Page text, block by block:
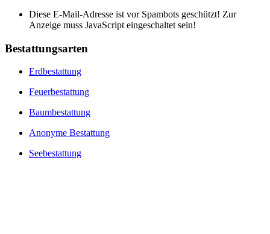
Diese E-Mail-Adresse ist vor Spambots geschützt! Zur
Anzeige muss JavaScript eingeschaltet sein!
Bestattungsarten
Erdbestattung
Feuerbestattung
Baumbestattung
Anonyme Bestattung
Seebestattung